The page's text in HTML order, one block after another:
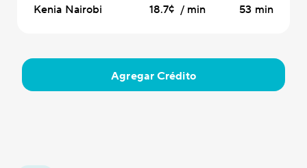
Kenia Nairobi 18.7¢ / min 53 min
Agregar Crédito